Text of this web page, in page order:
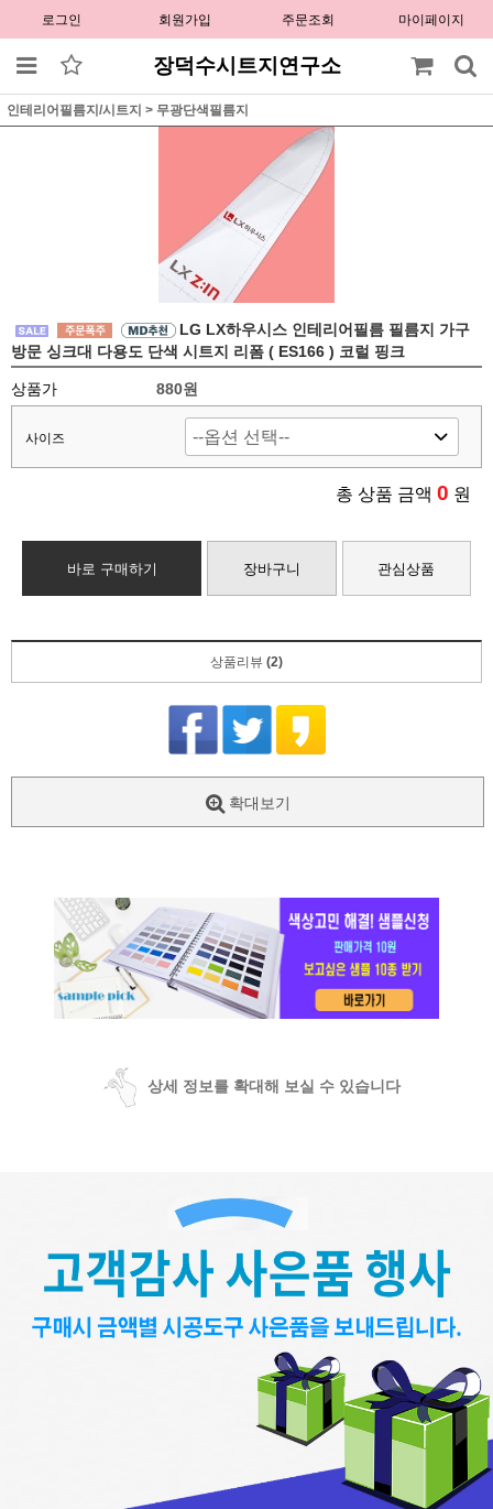
로그인 회원가입 주문조회 마이페이지
장덕수시트지연구소
인테리어필름지/시트지 > 무광단색필름지
LG LX하우시스 인테리어필름 필름지 가구
방문 싱크대 다용도 단색 시트지 리폼 ( ES166 ) 코럴 핑크
상품가 880원
사이즈
총 상품 금액 0 원
바로 구매하기 장바구니 관심상품
상품리뷰 (2)
확대보기
상세 정보를 확대해 보실 수 있습니다